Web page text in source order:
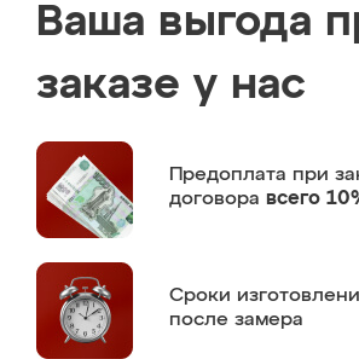
Ваша выгода
заказе у нас
Предоплата при
договора всего
Сроки
после замера